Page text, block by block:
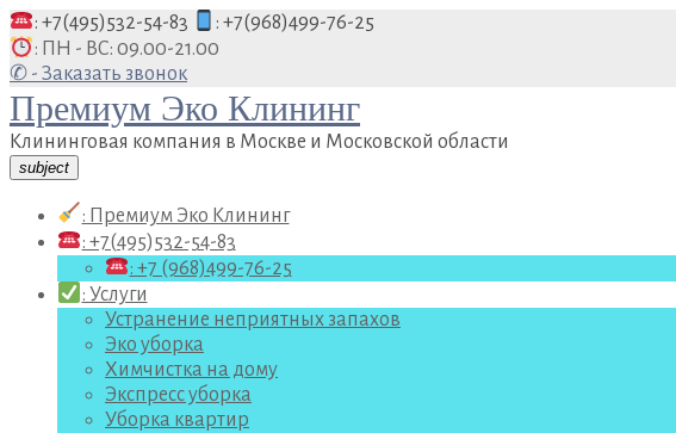
Перейти
к
содержанию
: +7(495)532-54-83
: +7(968)499-76-25
: ПН - ВС: 09.00-21.00
✆ - Заказать звонок
Премиум Эко Клининг
Клининговая компания в Москве и Московской области
subject
: Премиум Эко Клининг
: +7(495)532-54-83
: +7 (968)499-76-25
: Услуги
Устранение неприятных запахов
Эко уборка
Химчистка на дому
Экспресс уборка
Уборка квартир